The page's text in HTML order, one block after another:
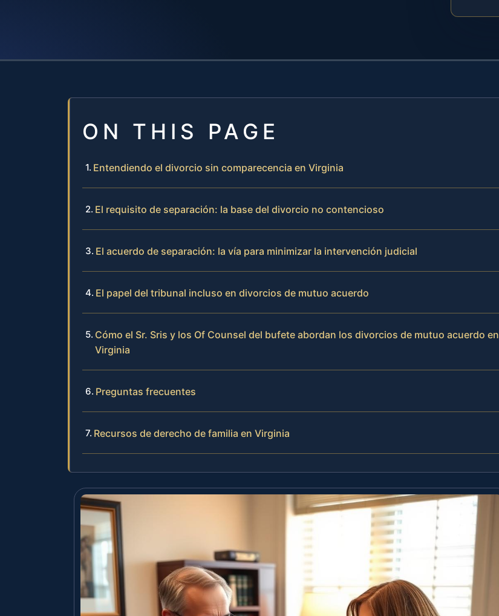
ON THIS PAGE
Entendiendo el divorcio sin comparecencia en Virginia
El requisito de separación: la base del divorcio no contencioso
El acuerdo de separación: la vía para minimizar la intervención judicial
El papel del tribunal incluso en divorcios de mutuo acuerdo
Cómo el Sr. Sris y los Of Counsel del bufete abordan los divorcios de mutuo acuerdo en
Virginia
Preguntas frecuentes
Recursos de derecho de familia en Virginia